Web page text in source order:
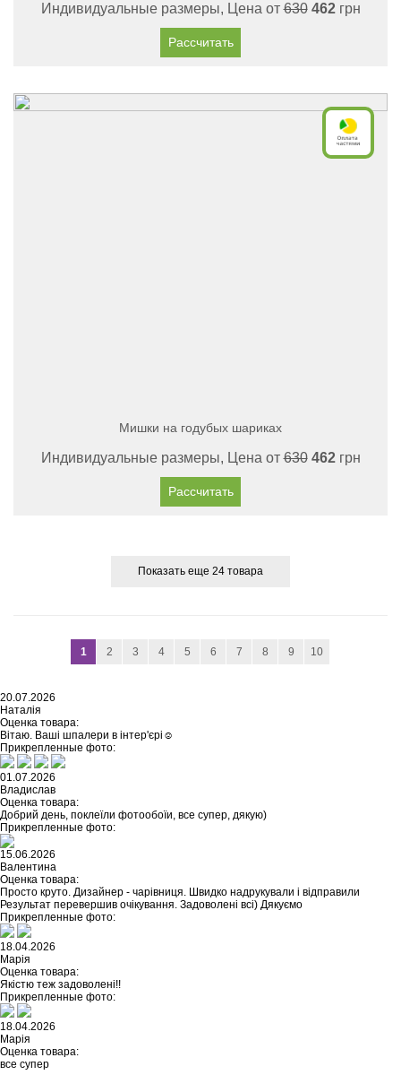
Индивидуальные размеры, Цена от630 462грн
Рассчитать
Мишки на годубых шариках
Индивидуальные размеры, Цена от630 462грн
Рассчитать
Показать еще 24 товара
1 2 3 4 5 6 7 8 9 10
20.07.2026
Наталія
Оценка товара:
Вітаю. Ваші шпалери в інтер'єрі☺️
Прикрепленные фото:
01.07.2026
Владислав
Оценка товара:
Добрий день, поклеїли фотообоїи, все супер, дякую)
Прикрепленные фото:
15.06.2026
Валентина
Оценка товара:
Просто круто. Дизайнер - чарівниця. Швидко надрукували і відправили
Результат перевершив очікування. Задоволені всі) Дякуємо
Прикрепленные фото:
18.04.2026
Марія
Оценка товара:
Якістю теж задоволені!!
Прикрепленные фото:
18.04.2026
Марія
Оценка товара:
все супер